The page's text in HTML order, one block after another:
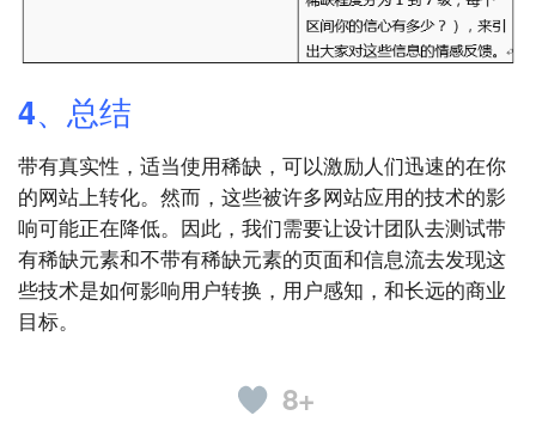
4、总结
带有真实性，适当使用稀缺，可以激励人们迅速的在你
的网站上转化。然而，这些被许多网站应用的技术的影
响可能正在降低。因此，我们需要让设计团队去测试带
有稀缺元素和不带有稀缺元素的页面和信息流去发现这
些技术是如何影响用户转换，用户感知，和长远的商业
目标。
8+